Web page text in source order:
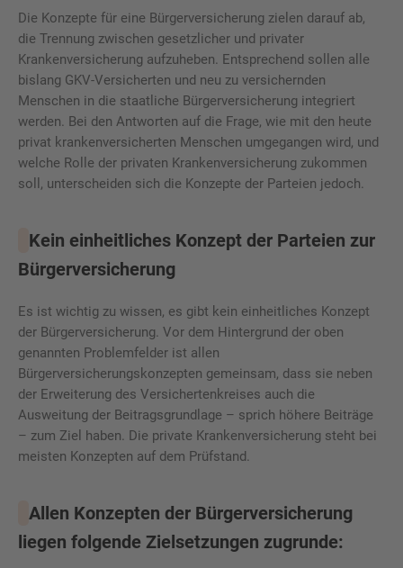
Die Konzepte für eine Bürgerversicherung zielen darauf ab,
die Trennung zwischen gesetzlicher und privater
Krankenversicherung aufzuheben. Entsprechend sollen alle
bislang GKV-Versicherten und neu zu versichernden
Menschen in die staatliche Bürgerversicherung integriert
werden. Bei den Antworten auf die Frage, wie mit den heute
privat krankenversicherten Menschen umgegangen wird, und
welche Rolle der privaten Krankenversicherung zukommen
soll, unterscheiden sich die Konzepte der Parteien jedoch.
Kein einheitliches Konzept der Parteien zur
Bürgerversicherung
Es ist wichtig zu wissen, es gibt kein einheitliches Konzept
der Bürgerversicherung. Vor dem Hintergrund der oben
genannten Problemfelder ist allen
Bürgerversicherungskonzepten gemeinsam, dass sie neben
der Erweiterung des Versichertenkreises auch die
Ausweitung der Beitragsgrundlage – sprich höhere Beiträge
– zum Ziel haben. Die private Krankenversicherung steht bei
meisten Konzepten auf dem Prüfstand.
Allen Konzepten der Bürgerversicherung
liegen folgende Zielsetzungen zugrunde: